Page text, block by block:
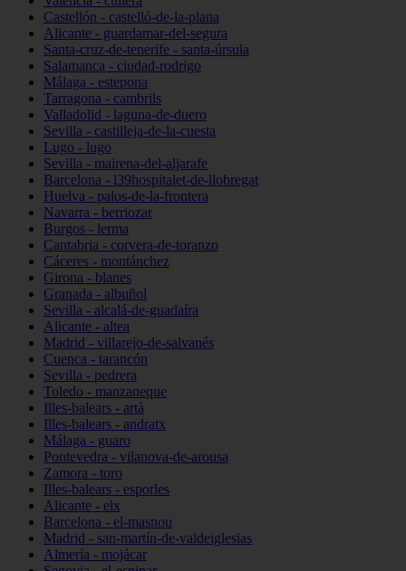
Castellón - castelló-de-la-plana
Alicante - guardamar-del-segura
Santa-cruz-de-tenerife - santa-úrsula
Salamanca - ciudad-rodrigo
Málaga - estepona
Tarragona - cambrils
Valladolid - laguna-de-duero
Sevilla - castilleja-de-la-cuesta
Lugo - lugo
Sevilla - mairena-del-aljarafe
Barcelona - l39hospitalet-de-llobregat
Huelva - palos-de-la-frontera
Navarra - berriozar
Burgos - lerma
Cantabria - corvera-de-toranzo
Cáceres - montánchez
Girona - blanes
Granada - albuñol
Sevilla - alcalá-de-guadaíra
Alicante - altea
Madrid - villarejo-de-salvanés
Cuenca - tarancón
Sevilla - pedrera
Toledo - manzaneque
Illes-balears - artà
Illes-balears - andratx
Málaga - guaro
Pontevedra - vilanova-de-arousa
Zamora - toro
Illes-balears - esporles
Alicante - elx
Barcelona - el-masnou
Madrid - san-martín-de-valdeiglesias
Almería - mojácar